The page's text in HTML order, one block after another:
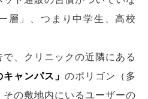
層」、つまり中学生、高校
、クリニックの近隣にある
キャンパス」のポリゴン（多
の敷地内にいるユーザーの